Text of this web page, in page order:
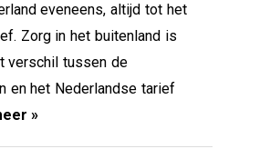
eveneens, altijd tot het
Zorg in het buitenland is
verschil tussen de
en het Nederlandse tarief
»